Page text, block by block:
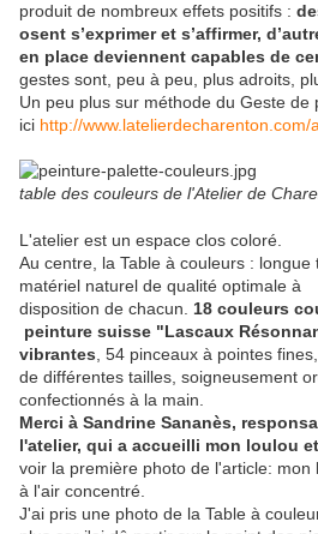
produit de nombreux effets positifs :
osent s’exprimer et s’affirmer,
en place deviennent capables de
gestes sont, peu à peu, plus adroits,
Un peu plus sur méthode du Geste de
ici http://www.latelierdecharenton.com/
table des couleurs de l'Atelier de
L'atelier est un espace clos coloré.
Au centre, la Table à couleurs : longue
matériel naturel de qualité optimale à
disposition de chacun. 18 couleurs
peinture suisse "Lascaux
vibrantes , 54 pinceaux à pointes
de différentes tailles, soigneusement
confectionnés à la main.
Merci à Sandrine Sananès,
l'atelier, qui a accueilli mon loulou
voir la première photo de l'article: mon
à l'air concentré.
J'ai pris une photo de la Table à